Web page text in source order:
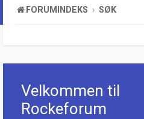
FORUMINDEKS SØK
Velkommen til
Rockeforum